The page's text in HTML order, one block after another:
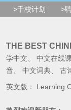
>千校计划 >
THE BEST
学中文 中文在线
音
中文词典 古
英文版： Learning